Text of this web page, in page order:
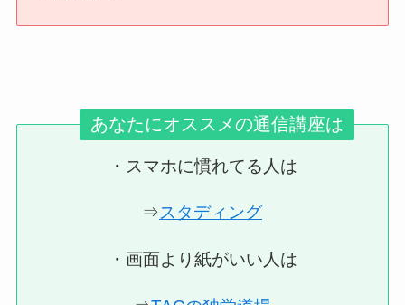
あなたにオススメの通信講座は
・スマホに慣れてる人は
⇒スタディング
・画面より紙がいい人は